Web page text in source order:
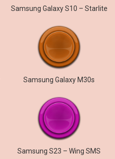
Samsung Galaxy S10 – Starlite
Samsung Galaxy M30s
Samsung S23 – Wing SMS